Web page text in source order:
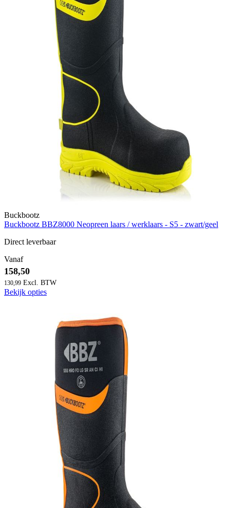
Buckbootz
Buckbootz BBZ8000 Neopreen laars / werklaars - S5 - zwart/geel
Direct leverbaar
Vanaf
158,50
130,99
Bekijk opties